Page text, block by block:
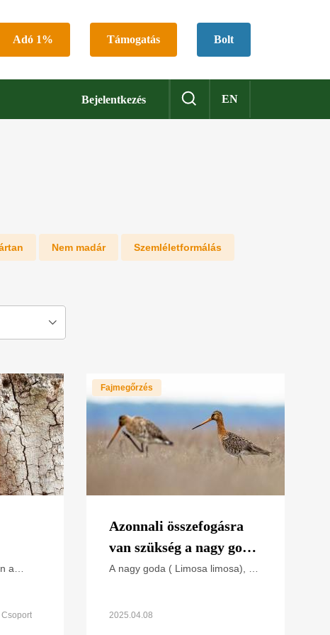
Adó 1% Támogatás Bolt
Bejelentkezés EN
Nem madár Szemléletformálás
a
Bükki
Fajmegőrzés
Azonnali összefogásra
van szükség a nagy goda
megmentése érdekében
A nagy goda ( Limosa limosa), a
fészkelője volt. A hazai
2025.04.08